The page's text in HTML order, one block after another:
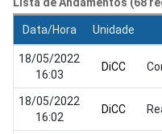
Data/Hora Unidade
18/05/2022
16:03
DiCC
18/05/2022
16:02
DiCC